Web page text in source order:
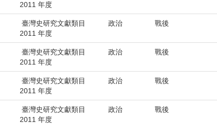
2011 年度
臺灣史研究文獻類目
2011 年度
政治 戰後
臺灣史研究文獻類目
2011 年度
政治 戰後
臺灣史研究文獻類目
2011 年度
政治 戰後
臺灣史研究文獻類目
2011 年度
政治 戰後